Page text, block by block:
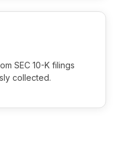
SEC 10-K filings
collected.